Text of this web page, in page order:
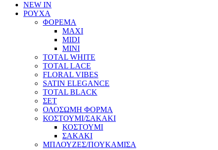
NEW IN
ΡΟΥΧΑ
ΦΟΡΕΜΑ
MAXI
MIDI
MINI
TOTAL WHITE
TOTAL LACE
FLORAL VIBES
SATIN ELEGANCE
TOTAL BLACK
ΣΕΤ
ΟΛΟΣΩΜΗ ΦΟΡΜΑ
ΚΟΣΤΟΥΜΙ/ΣΑΚΑΚΙ
ΚΟΣΤΟΥΜΙ
ΣΑΚΑΚΙ
ΜΠΛΟΥΖΕΣ/ΠΟΥΚΑΜΙΣΑ